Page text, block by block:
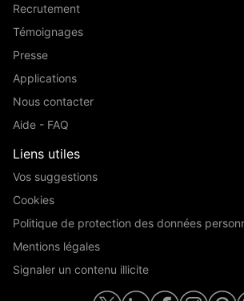
Recrutement
Témoignages
Presse
Applications
Nous contacter
Aide - FAQ
Liens utiles
Vos suggestions
Cookies
Politique de protection des données
Mentions légales
Signaler un contenu illicite